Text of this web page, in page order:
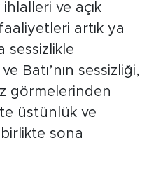
ve açık
artık ya
sessizlikle
Batı’nın sessizliği,
görmelerinden
üstünlük ve
birlikte sona